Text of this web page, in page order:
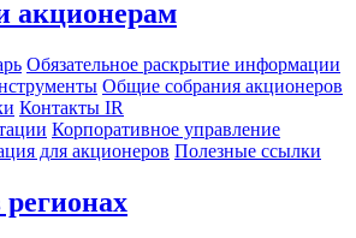
акционерам
Обязательное раскрытие информации
Общие собрания акционеров
Контакты IR
Корпоративное управление
для акционеров Полезные ссылки